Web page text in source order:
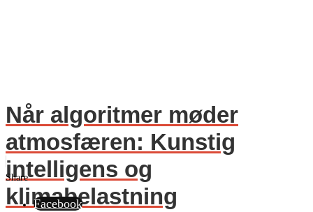
Når algoritmer møder
atmosfæren: Kunstig
intelligens og
klimabelastning
Share
Facebook